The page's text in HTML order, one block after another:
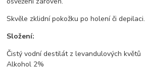
Skvěle zklidní pokožku po holení či depilaci.
Složení:
Čistý vodní destilát z levandulových květů
Alkohol 2%